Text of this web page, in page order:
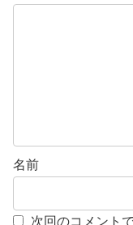
名前
次回のコメント